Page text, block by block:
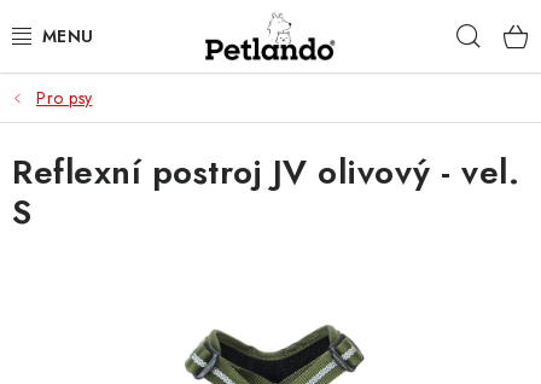
na
PRO PSY
PRO KOČKY
PRO PÁNÍČKY
Pro psy
Reflexní postroj JV olivový - vel.
S